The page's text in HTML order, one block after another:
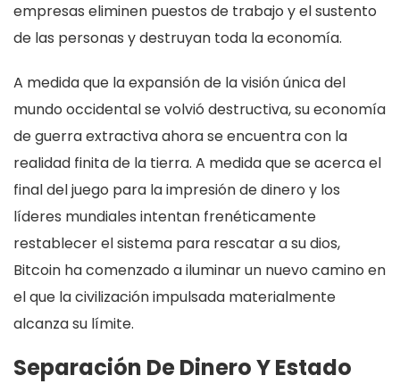
empresas eliminen puestos de trabajo y el sustento
de las personas y destruyan toda la economía.
A medida que la expansión de la visión única del
mundo occidental se volvió destructiva, su economía
de guerra extractiva ahora se encuentra con la
realidad finita de la tierra. A medida que se acerca el
final del juego para la impresión de dinero y los
líderes mundiales intentan frenéticamente
restablecer el sistema para rescatar a su dios,
Bitcoin ha comenzado a iluminar un nuevo camino en
el que la civilización impulsada materialmente
alcanza su límite.
Separación De Dinero Y Estado